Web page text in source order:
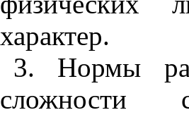
характер.
3. Нормы
сложности